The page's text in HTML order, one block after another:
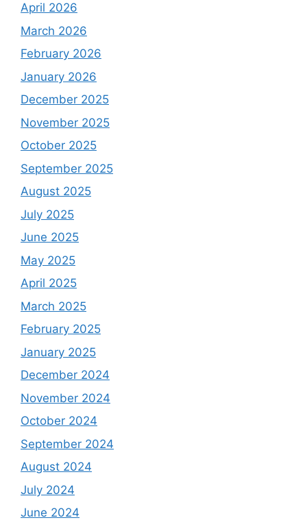
April 2026
March 2026
February 2026
January 2026
December 2025
November 2025
October 2025
September 2025
August 2025
July 2025
June 2025
May 2025
April 2025
March 2025
February 2025
January 2025
December 2024
November 2024
October 2024
September 2024
August 2024
July 2024
June 2024